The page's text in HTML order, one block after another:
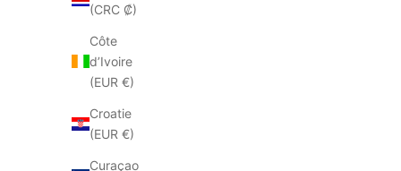
(CRC ₡)
Côte
d’Ivoire
(EUR €)
Croatie
(EUR €)
Curaçao